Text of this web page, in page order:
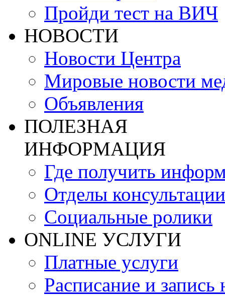
Пройди тест на ВИЧ
НОВОСТИ
Новости Центра
Мировые новости
Объявления
ПОЛЕЗНАЯ
ИНФОРМАЦИЯ
Где получить
Отделы консультации
Социальные ролики
ONLINE УСЛУГИ
Платные услуги
Расписание и запись